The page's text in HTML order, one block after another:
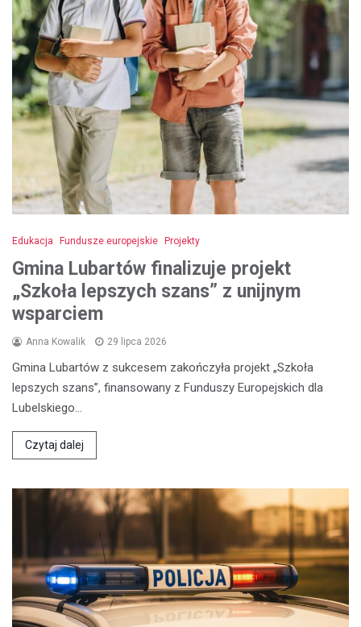
Edukacja Fundusze europejskie Projekty
Gmina Lubartów finalizuje projekt
„Szkoła lepszych szans” z unijnym
wsparciem
Anna Kowalik 29 lipca 2026
Gmina Lubartów z sukcesem zakończyła projekt „Szkoła
lepszych szans”, finansowany z Funduszy Europejskich dla
Lubelskiego…
Czytaj dalej